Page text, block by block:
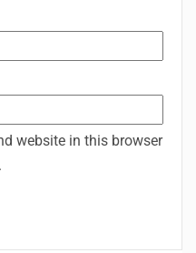
website in this browser